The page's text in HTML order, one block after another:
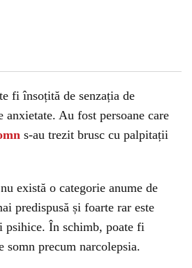
fi însoțită de senzația de
anxietate. Au fost persoane care
s-au trezit brusc cu palpitații
există o categorie anume de
predispusă și foarte rar este
psihice. În schimb, poate fi
somn precum narcolepsia.